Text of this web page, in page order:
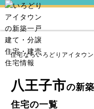
売住宅ならいろどりアイタウン
八王子市の新
住宅の一覧